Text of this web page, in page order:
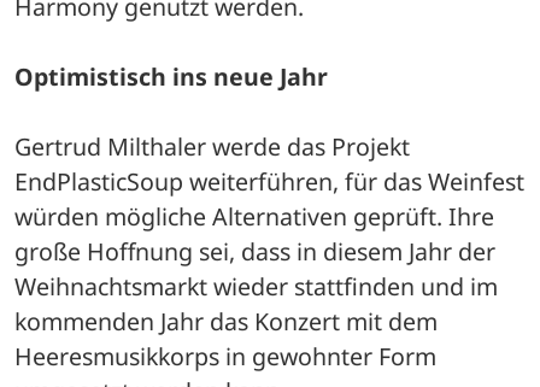
Harmony genutzt werden.
Optimistisch ins neue Jahr
Gertrud Milthaler werde das Projekt
EndPlasticSoup weiterführen, für das Weinfest
würden mögliche Alternativen geprüft. Ihre
große Hoffnung sei, dass in diesem Jahr der
Weihnachtsmarkt wieder stattfinden und im
kommenden Jahr das Konzert mit dem
Heeresmusikkorps in gewohnter Form